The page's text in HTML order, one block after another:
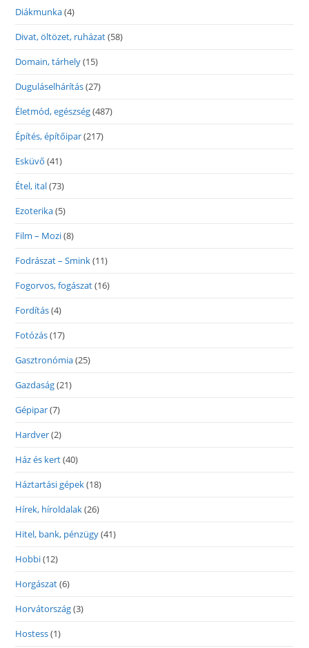
Diákmunka(4)
Divat, öltözet, ruházat(58)
Domain, tárhely(15)
Duguláselhárítás(27)
Életmód, egészség(487)
Építés, építőipar(217)
Esküvő (41)
Étel, ital(73)
Ezoterika(5)
Film – Mozi(8)
Fodrászat – Smink(11)
Fogorvos, fogászat(16)
Fordítás(4)
Fotózás(17)
Gasztronómia(25)
Gazdaság(21)
Gépipar(7)
Hardver(2)
Ház és kert(40)
Háztartási gépek(18)
Hírek, híroldalak(26)
Hitel, bank, pénzügy(41)
Hobbi(12)
Horgászat(6)
Horvátország(3)
Hostess(1)